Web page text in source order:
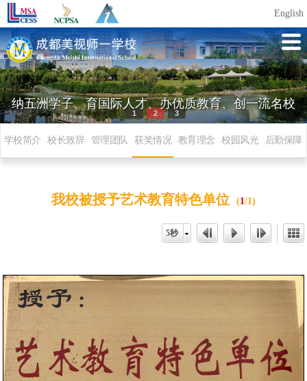
English
1 2 3
纳五洲学子、育国际人才、办优质教育、创一流名校
学校简介 校长致辞 管理团队 获奖情况 教育理念 校园风光 后勤保障
我校被授予艺术教育特色单位 (1 /1)
5秒